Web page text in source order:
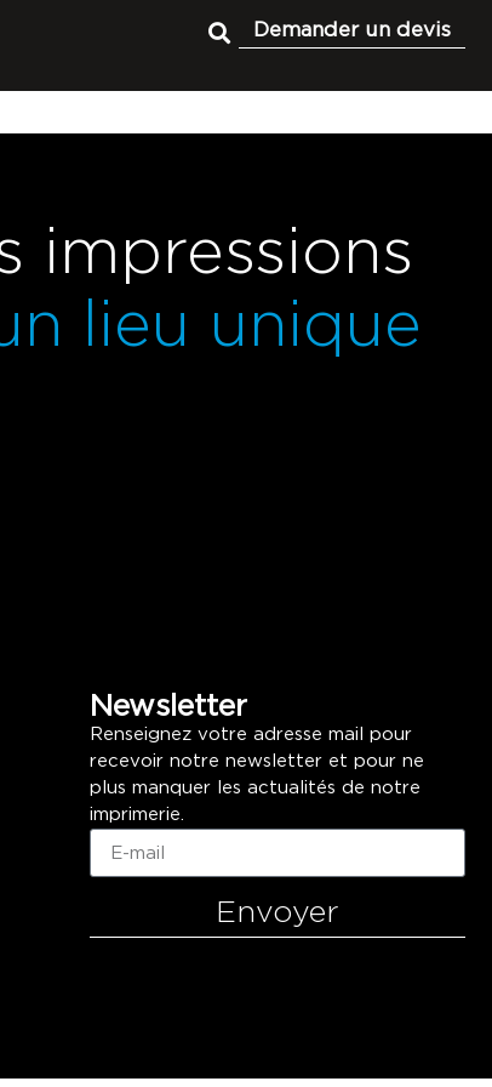
Demander un devis
impressions
lieu unique
Newsletter
Renseignez votre adresse mail pour
recevoir notre newsletter et pour ne
plus manquer les actualités de notre
imprimerie.
Envoyer